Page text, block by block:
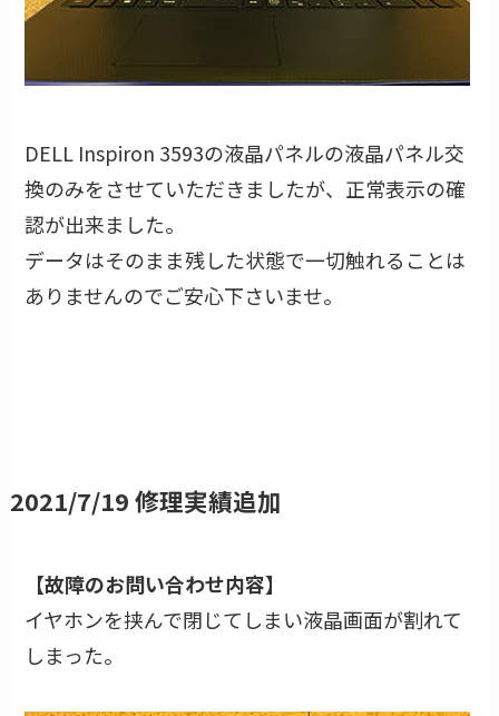
DELL Inspiron 3593の液晶パネルの液晶パネル交
換のみをさせていただきましたが、正常表示の確
認が出来ました。
データはそのまま残した状態で一切触れることは
ありませんのでご安心下さいませ。
2021/7/19 修理実績追加
【故障のお問い合わせ内容】
イヤホンを挟んで閉じてしまい液晶画面が割れて
しまった。